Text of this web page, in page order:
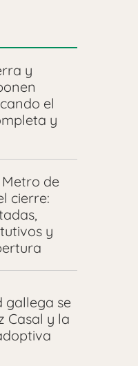
y
el
y
de
cierre:
y
gallega se
Casal y la